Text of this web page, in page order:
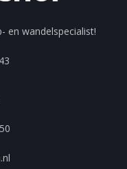
en wandelspecialist!